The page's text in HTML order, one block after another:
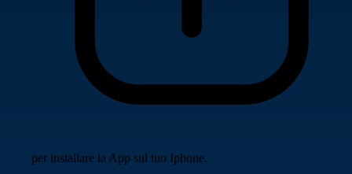
per installare la App sul tuo Iphone.